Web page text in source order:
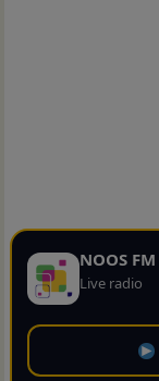
NOOS FM
Live radio